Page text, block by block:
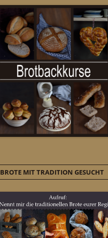
BROTE MIT TRADITION GESUCHT